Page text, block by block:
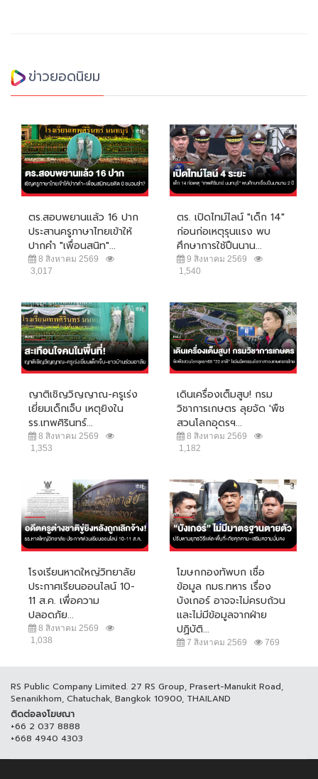
ข่าวยอดนิยม
ตร.สอบพยานแล้ว 16 ปาก
ประสานครูภาษาไทยเข้าให้
ปากคำ "เพื่อนสนิท"...
8 สิงหาคม 2569
3,017
ตร. เปิดไทม์ไลน์ "เด็ก 14"
ก่อนก่อเหตุรุนแรง พบ
ศึกษาการใช้ปืนนาน...
9 สิงหาคม 2569
1,540
ญาติเชิญวิญญาณ-ครูเร่ง
เยี่ยมเด็กเจ็บ เหตุยิงใน
รร.เทพศิรินทร์...
8 สิงหาคม 2569
1,353
เดินเครื่องเต็มสูบ! กรม
วิชาการเกษตร ลุยจัด 'พืช
สวนโลกอุดรฯ...
8 สิงหาคม 2569
1,182
โรงเรียนหาดใหญ่วิทยาลัย
ประกาศเรียนออนไลน์ 10-
11 ส.ค. เพื่อความ
ปลอดภัย...
8 สิงหาคม 2569
1,038
โฆษกกองทัพบก เชื่อ
ข้อมูล กมธ.ทหาร เรื่อง
บังเกอร์ อาจจะไม่ครบถ้วน
และไม่มีข้อมูลจากฝ่าย
ปฏิบัติ...
7 สิงหาคม 2569 769
RS Public Company Limited. 27 RS Group, Prasert-Manukit Road,
Senanikhom, Chatuchak, Bangkok 10900, THAILAND
ติดต่อลงโฆษณา
+66 2 037 8888
+668 4940 4303